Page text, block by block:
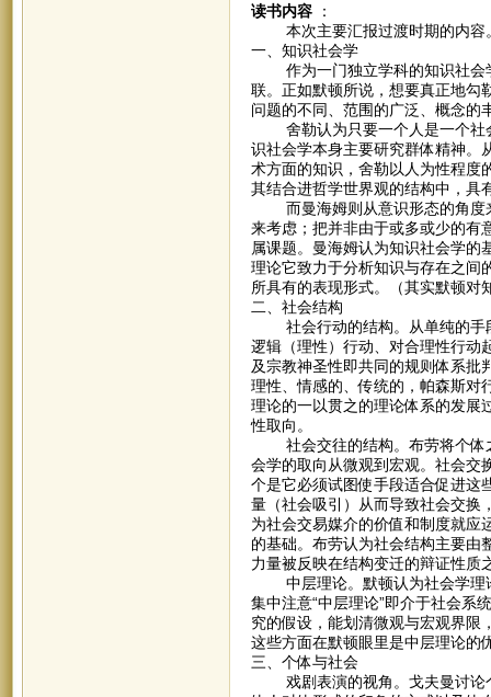
读书内容：
本次主要汇报过渡时期的内容
一、知识社会学
作为一门独立学科的知识社会学
联。正如默顿所说，想要真正地勾
问题的不同、范围的广泛、概念的
舍勒认为只要一个人是一个社会
识社会学本身主要研究群体精神。
术方面的知识，舍勒以人为性程度
其结合进哲学世界观的结构中，具
而曼海姆则从意识形态的角度来
来考虑；把并非由于或多或少的有
属课题。曼海姆认为知识社会学的
理论它致力于分析知识与存在之间
所具有的表现形式。（其实默顿对
二、社会结构
社会行动的结构。从单纯的手段
逻辑（理性）行动、对合理性行动
及宗教神圣性即共同的规则体系批
理性、情感的、传统的，帕森斯对
理论的一以贯之的理论体系的发展
性取向。
社会交往的结构。布劳将个体之
会学的取向从微观到宏观。社会交
个是它必须试图使手段适合促进这
量（社会吸引）从而导致社会交换
为社会交易媒介的价值和制度就应
的基础。布劳认为社会结构主要由
力量被反映在结构变迁的辩证性质
中层理论。默顿认为社会学理论
集中注意“中层理论”即介于社会系
究的假设，能划清微观与宏观界限
这些方面在默顿眼里是中层理论的
三、个体与社会
戏剧表演的视角。戈夫曼讨论个